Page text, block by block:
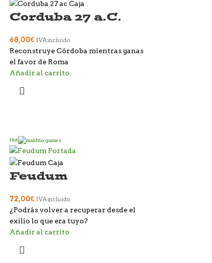
Corduba 27 a.C.
68,00€ IVA incluido
Reconstruye Córdoba mientras ganas
el favor de Roma
Añadir al carrito
Hot
Feudum
72,00€ IVA incluido
¿Podrás volver a recuperar desde el
exilio lo que era tuyo?
Añadir al carrito